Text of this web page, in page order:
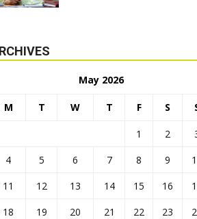
May 2026
M T W T F S
1 2
4
5 6 7 8 9
11
12 13 14 15 16
18
19 20 21 22 23